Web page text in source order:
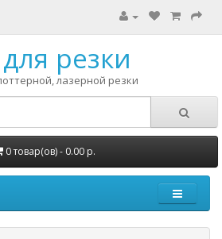
резки
лазерной резки
0 товар(ов) - 0.00 р.